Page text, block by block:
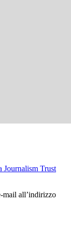
Journalism Trust
mail all’indirizzo